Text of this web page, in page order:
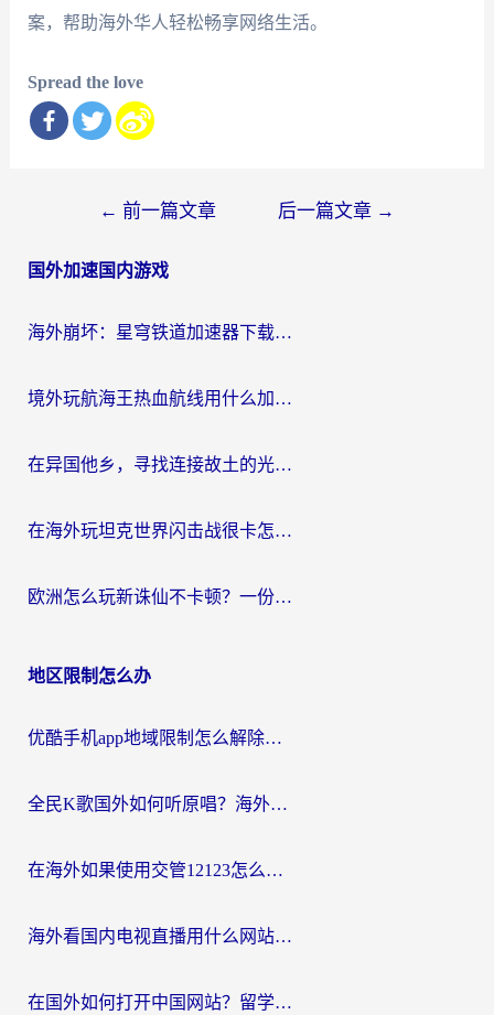
案，帮助海外华人轻松畅享网络生活。
Spread the love
导
← 前一篇文章 后一篇文章 →
国外加速国内游戏
海外崩坏：星穹铁道加速器下载安装：一份给游子的终极网络指南
境外玩航海王热血航线用什么加速器？2026海外玩家实测最优方案（附欧洲问道堡垒前线加速技巧）
在异国他乡，寻找连接故土的光明大陆免费加速器
在海外玩坦克世界闪击战很卡怎么办？老玩家亲测有效的加速器选择指南
欧洲怎么玩新诛仙不卡顿？一份给海外游子的国服游戏畅玩指南
地区限制怎么办
优酷手机app地域限制怎么解除？海外党亲测有效的追剧方案
全民K歌国外如何听原唱？海外党亲测有效的回国加速器选择指南
在海外如果使用交管12123怎么处理？留学生亲测有效的回国加速方案
海外看国内电视直播用什么网站比较好？一篇解决你所有追剧难题的实用指南
在国外如何打开中国网站？留学生与海外华人的无缝访问指南